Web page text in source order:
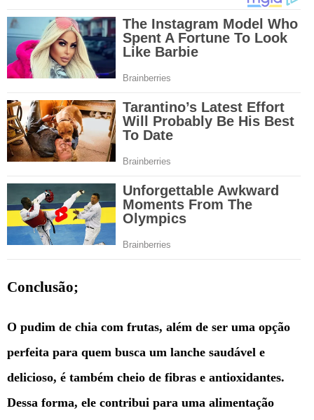
Conclusão;
O pudim de chia com frutas, além de ser uma opção
perfeita para quem busca um lanche saudável e
delicioso, é também cheio de fibras e antioxidantes.
Dessa forma, ele contribui para uma alimentação